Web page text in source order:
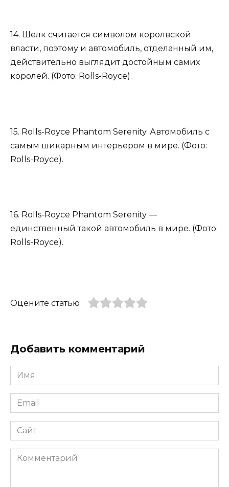
14. Шелк считается символом королвской
власти, поэтому и автомобиль, отделанный им,
действительно выглядит достойным самих
королей. (Фото: Rolls-Royce).
15. Rolls-Royce Phantom Serenity. Автомобиль с
самым шикарным интерьером в мире. (Фото:
Rolls-Royce).
16. Rolls-Royce Phantom Serenity —
единственный такой автомобиль в мире. (Фото:
Rolls-Royce).
Оцените статью
Добавить комментарий
Имя
*
Email
*
Сайт
Комментарий